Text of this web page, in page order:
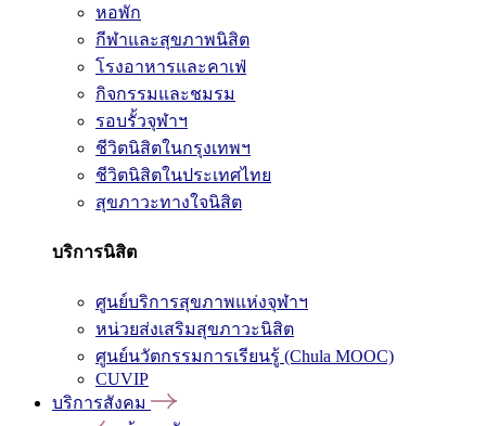
หอพัก
กีฬาและสุขภาพนิสิต
โรงอาหารและคาเฟ่
กิจกรรมและชมรม
รอบรั้วจุฬาฯ
ชีวิตนิสิตในกรุงเทพฯ
ชีวิตนิสิตในประเทศไทย
สุขภาวะทางใจนิสิต
บริการนิสิต
ศูนย์บริการสุขภาพแห่งจุฬาฯ
หน่วยส่งเสริมสุขภาวะนิสิต
ศูนย์นวัตกรรมการเรียนรู้ (Chula MOOC)
CUVIP
บริการสังคม